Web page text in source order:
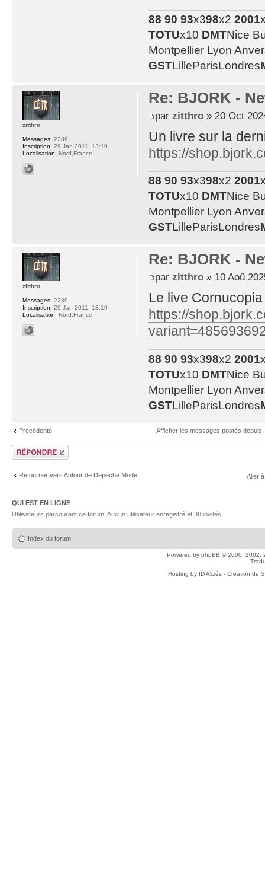
88 90 93x398x2 2001
TOTUx10 DMTNice
Montpellier Lyon
GSTLilleParisLondres
Re: BJORK -
par zitthro» 20 Oct
Un livre sur la
https://
88 90 93x398x2 2001
TOTUx10 DMTNice
Montpellier Lyon
GSTLilleParisLondres
zitthro
Messages: 2289
Inscription: 29 Jan 2011, 13:10
Localisation: Nord,France
Re: BJORK -
par zitthro» 10 Aoû
Le live
https://
88 90 93x398x2 2001
TOTUx10 DMTNice
Montpellier Lyon
GSTLilleParisLondres
zitthro
Messages: 2289
Inscription: 29 Jan 2011, 13:10
Localisation: Nord,France
Précédente Afficher les messages postés depuis:
Répondre
Retourner vers Autour de Depeche Mode Aller
QUI EST EN LIGNE
Utilisateurs parcourant ce forum: Aucun utilisateur enregistré et 38 invités
Index du forum
Powered by phpBB © 2000, 2002,
Hosting by ID Alizés - Création de